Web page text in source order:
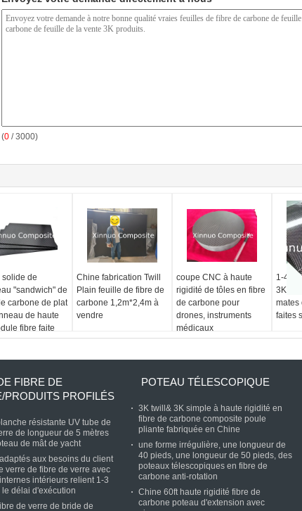
(0 / 3000)
solide de
"sandwich" de
carbone de plat
de haute
fibre faite
de
Chine fabrication Twill
Plain feuille de fibre de
carbone 1,2m*2,4m à
vendre
coupe CNC à haute
rigidité de tôles en fibre
de carbone pour
drones, instruments
médicaux
1-40
3K en
mates
faites
FIBRE DE
PRODUITS PROFILÉS
résistante UV tube de
de longueur de 5 mètres
de mât de yacht
aux besoins du client
verre de fibre de verre avec
intérieurs relient 1-3
délai d'exécution
de verre de bride de
POTEAU TÉLESCOPIQUE
3K twill& 3K simple à haute rigidité en
fibre de carbone composite poule
pliante fabriquée en Chine
une forme irrégulière, une longueur de
40 pieds, une longueur de 50 pieds, des
poteaux télescopiques en fibre de
carbone anti-rotation
Chine 60ft haute rigidité fibre de
carbone poteau d'extension avec